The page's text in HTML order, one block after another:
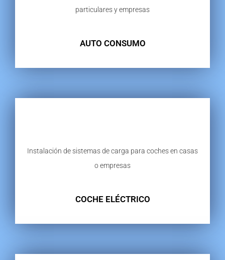
particulares y empresas
AUTO CONSUMO
Instalación de sistemas de carga para coches en casas
o empresas
COCHE ELÉCTRICO